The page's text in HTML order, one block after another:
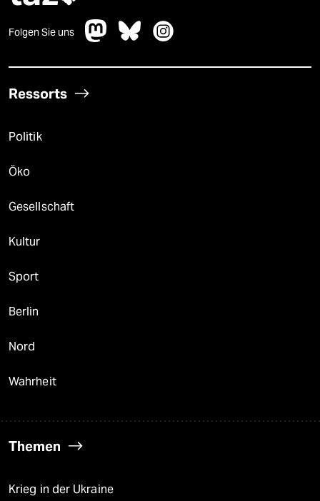
Folgen Sie uns
Ressorts
Politik
Öko
Gesellschaft
Kultur
Sport
Berlin
Nord
Wahrheit
Themen
Krieg in der Ukraine